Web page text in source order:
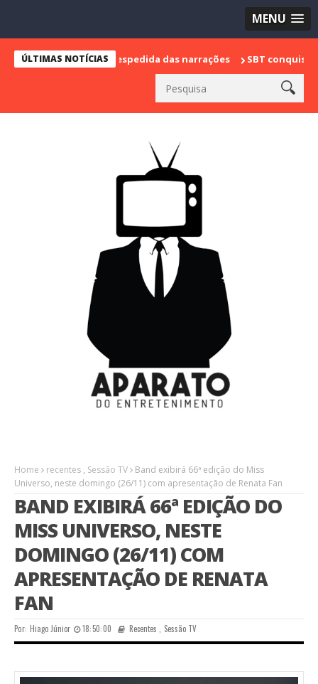
MENU
ÚLTIMAS NOTÍCIAS
marca sua despedida das narrações SBT conquista a vice
Home recentes , Sessão TV
Band exibirá 66ª edição do Miss
Universo, neste domingo (26/11) com apresentação de Renata Fan
BAND EXIBIRÁ 66ª EDIÇÃO DO
MISS UNIVERSO, NESTE
DOMINGO (26/11) COM
APRESENTAÇÃO DE RENATA
FAN
Por: Hiago Júnior 18:50:00 Recentes Sessão TV